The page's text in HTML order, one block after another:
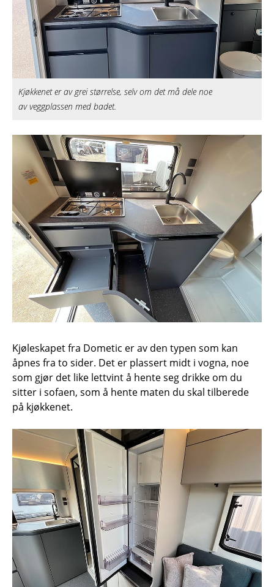
Kjøkkenet er av grei størrelse, selv om det må dele noe
av veggplassen med badet.
Kjøleskapet fra Dometic er av den typen som kan
åpnes fra to sider. Det er plassert midt i vogna, noe
som gjør det like lettvint å hente seg drikke om du
sitter i sofaen, som å hente maten du skal tilberede
på kjøkkenet.